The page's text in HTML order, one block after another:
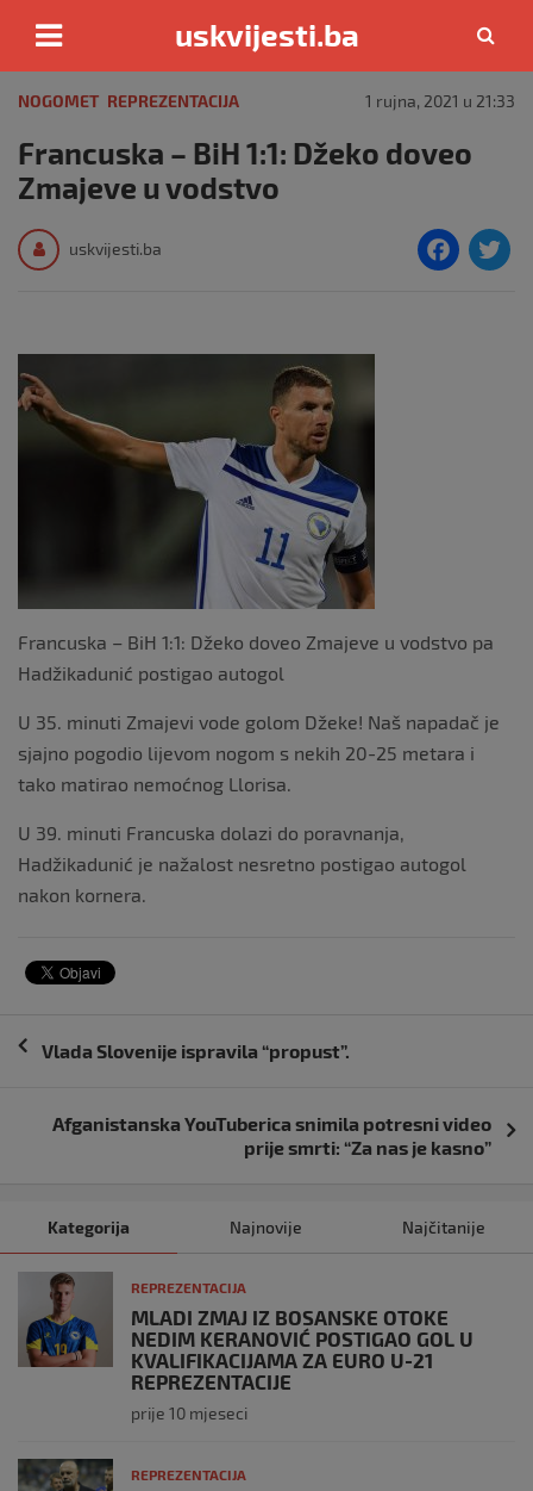
content
uskvijesti.ba
NOGOMET REPREZENTACIJA 1 rujna, 2021 u 21:33
Francuska – BiH 1:1: Džeko doveo
Zmajeve u vodstvo
uskvijesti.ba
F
Francuska – BiH 1:1: Džeko doveo Zmajeve u vodstvo pa
Hadžikadunić postigao autogol
U 35. minuti Zmajevi vode golom Džeke! Naš napadač je
sjajno pogodio lijevom nogom s nekih 20-25 metara i
tako matirao nemoćnog Llorisa.
U 39. minuti Francuska dolazi do poravnanja,
Hadžikadunić je nažalost nesretno postigao autogol
nakon kornera.
Navigacija
Vlada Slovenije ispravila “propust”.
Afganistanska YouTuberica snimila potresni video
prije smrti: “Za nas je kasno”
Kategorija Najnovije Najčitanije
REPREZENTACIJA
MLADI ZMAJ IZ BOSANSKE OTOKE
NEDIM KERANOVIĆ POSTIGAO GOL U
KVALIFIKACIJAMA ZA EURO U-21
REPREZENTACIJE
prije 10 mjeseci
REPREZENTACIJA